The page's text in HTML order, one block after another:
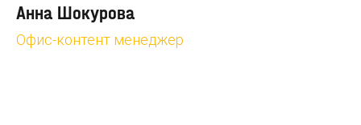
Анна Шокурова
Офис-контент менеджер